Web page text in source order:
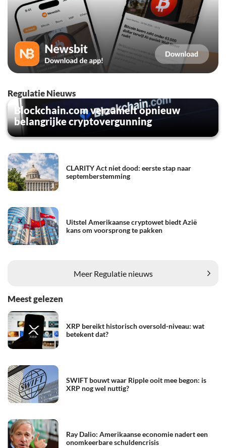
Regulatie Nieuws
Blockchain.com verzamelt opnieuw
belangrijke cryptovergunning
CLARITY Act niet dood: eerste stap naar
septemberstemming
Uitstel Amerikaanse cryptowet biedt Azië
kans om voorsprong te pakken
Meer Regulatie nieuws
Meest gelezen
XRP bereikt historisch oversold-niveau: wat
betekent dat?
SWIFT bouwt waar Ripple ooit mee begon: is
XRP nog wel nuttig?
Ray Dalio: Amerikaanse economie nadert een
onomkeerbare schuldencrisis